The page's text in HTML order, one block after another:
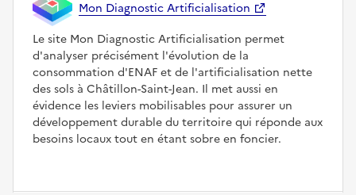
Mon Diagnostic Artificialisation
Le site Mon Diagnostic Artificialisation permet
d'analyser précisément l'évolution de la
consommation d'ENAF et de l'artificialisation nette
des sols à Châtillon-Saint-Jean. Il met aussi en
évidence les leviers mobilisables pour assurer un
développement durable du territoire qui réponde aux
besoins locaux tout en étant sobre en foncier.